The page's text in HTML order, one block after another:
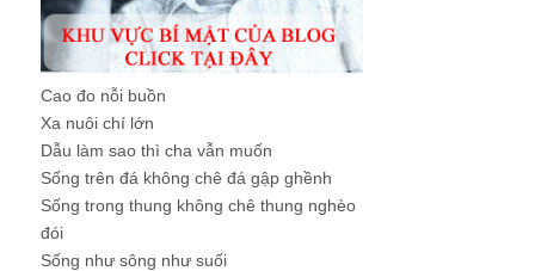
Cao đo nỗi buồn
Xa nuôi chí lớn
Dẫu làm sao thì cha vẫn muốn
Sống trên đá không chê đá gập ghềnh
Sống trong thung không chê thung nghèo
đói
Sống như sông như suối